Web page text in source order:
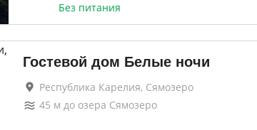
Без питания
Гостевой дом Белые ночи
Республика Карелия, Сямозеро
45 м до озера Сямозеро